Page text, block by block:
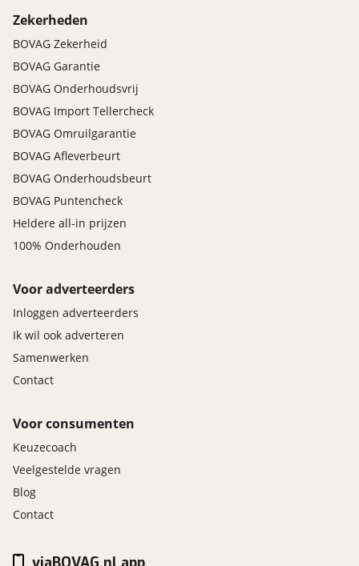
Zekerheden
BOVAG Zekerheid
BOVAG Garantie
BOVAG Onderhoudsvrij
BOVAG Import Tellercheck
BOVAG Omruilgarantie
BOVAG Afleverbeurt
BOVAG Onderhoudsbeurt
BOVAG Puntencheck
Heldere all-in prijzen
100% Onderhouden
Voor adverteerders
Inloggen adverteerders
Ik wil ook adverteren
Samenwerken
Contact
Voor consumenten
Keuzecoach
Veelgestelde vragen
Blog
Contact